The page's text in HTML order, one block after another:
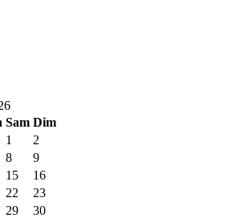
Sam Dim
1
2
8
9
15
16
22
23
29
30